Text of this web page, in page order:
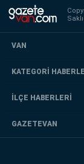
VAN
KATEGORİ
İLÇE HABERLERİ
GAZETEVAN